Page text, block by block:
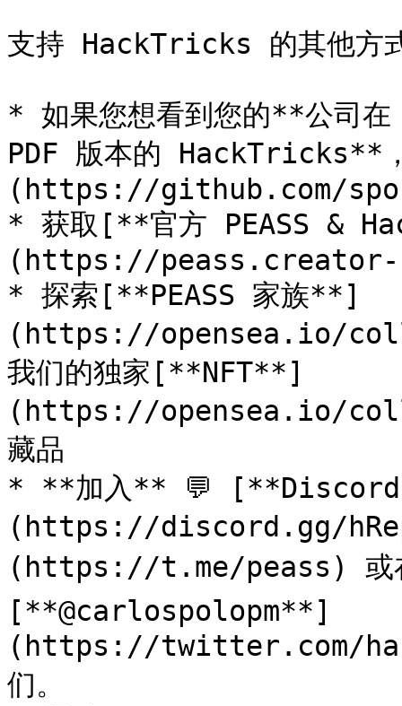
支持 HackTricks 的其他方
* 如果您想看到您的**公司
PDF 版本的 HackTricks**
(https://github.com/
* 获取[**官方 PEASS &
(https://peass.creator-
* 探索[**PEASS 家族**]
(https://opensea.io/
我们的独家[**NFT**]
(https://opensea.io/
藏品
* **加入** 💬
(https://discord.gg/
(https://t.me/peass)
[**@carlospolopm**]
(https://twitter.com/
们。